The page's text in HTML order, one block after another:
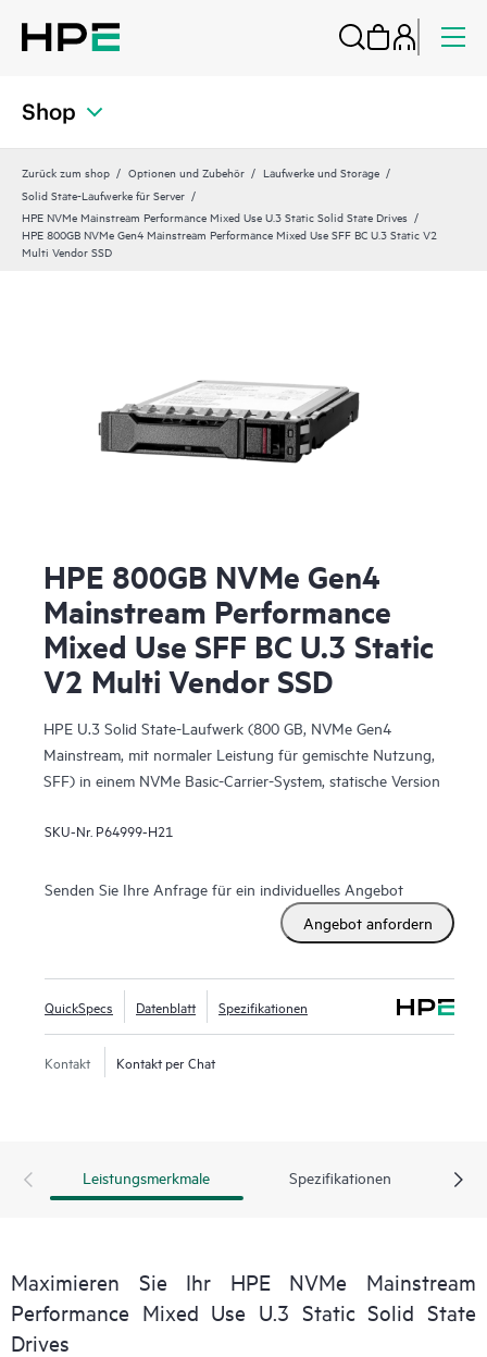
Shop
Zurück zum shop Optionen und Zubehör
Laufwerke und Storage
Solid State-Laufwerke für Server
HPE NVMe Mainstream Performance Mixed Use U.3 Static Solid State Drives
HPE 800GB NVMe Gen4 Mainstream Performance Mixed Use SFF BC U.3 Static V2
Multi Vendor SSD
HPE 800GB NVMe Gen4
Mainstream Performance
Mixed Use SFF BC U.3 Static
V2 Multi Vendor SSD
HPE U.3 Solid State-Laufwerk (800 GB, NVMe Gen4
Mainstream, mit normaler Leistung für gemischte Nutzung,
SFF) in einem NVMe Basic-Carrier-System, statische Version
SKU-Nr. P64999-H21
Senden Sie Ihre Anfrage für ein individuelles Angebot
Angebot anfordern
QuickSpecs Datenblatt Spezifikationen
Kontakt Kontakt per Chat
Leistungsmerkmale Spezifikationen
Maximieren Sie Ihr HPE NVMe Mainstream
Performance Mixed Use U.3 Static Solid State
Drives